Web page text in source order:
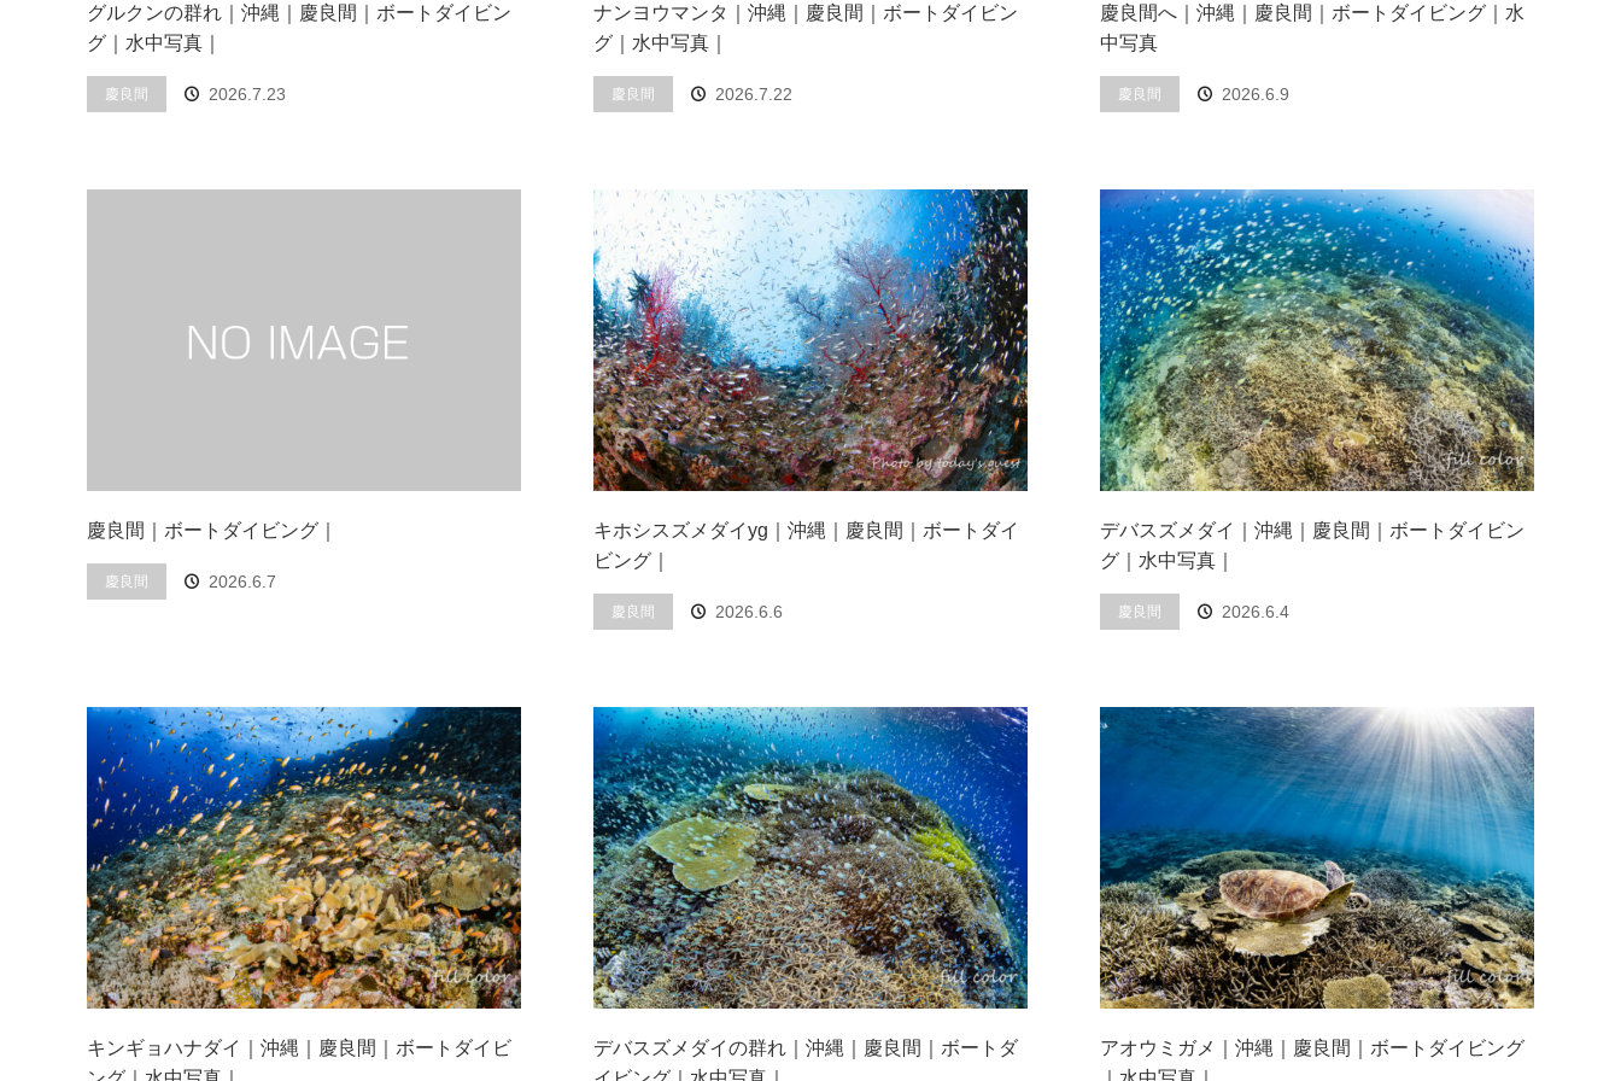
グルクンの群れ｜沖縄｜慶良間｜ボートダイビン
グ｜水中写真｜
慶良間 2026.7.23
ナンヨウマンタ｜沖縄｜慶良間｜ボートダイビン
グ｜水中写真｜
慶良間 2026.7.22
慶良間へ｜沖縄｜慶良間｜ボートダイビング｜水
中写真
慶良間 2026.6.9
慶良間｜ボートダイビング｜
慶良間 2026.6.7
キホシスズメダイyg｜沖縄｜慶良間｜ボートダイ
ビング｜
慶良間 2026.6.6
デバスズメダイ｜沖縄｜慶良間｜ボートダイビン
グ｜水中写真｜
慶良間 2026.6.4
キンギョハナダイ｜沖縄｜慶良間｜ボートダイビ
デバスズメダイの群れ｜沖縄｜慶良間｜ボートダ
アオウミガメ｜沖縄｜慶良間｜ボートダイビング